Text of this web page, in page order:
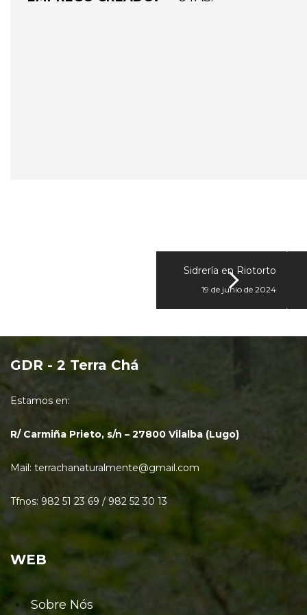
Sidrería en Riotorto
19 de junio de 2024
GDR - 2 Terra Chá
Estamos en:
R/ Carmiña Prieto, s/n – 27800 Vilalba (Lugo)
Mail: terrachanaturalmente@gmail.com
Tfnos: 982 51 23 69 / 982 52 30 13
WEB
Sobre Nós